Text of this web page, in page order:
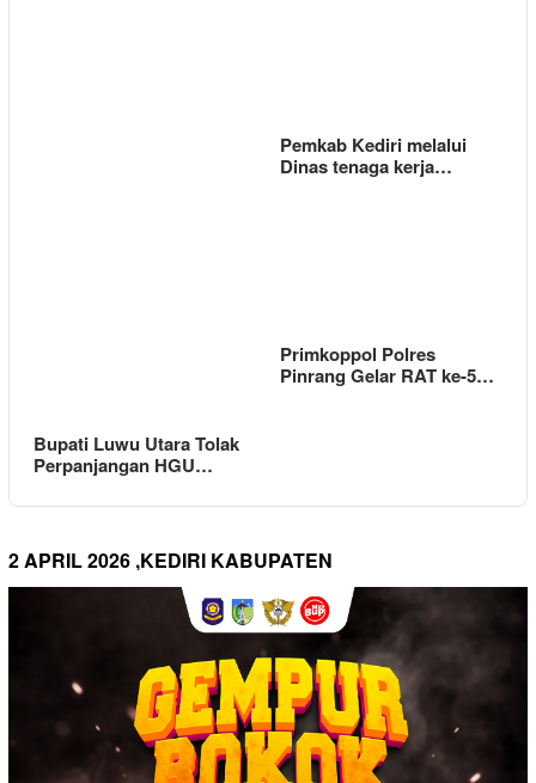
Pemkab Kediri melalui
Dinas tenaga kerja…
Bupati Luwu Utara Tolak
Perpanjangan HGU…
Primkoppol Polres
Pinrang Gelar RAT ke-5…
2 APRIL 2026 ,KEDIRI KABUPATEN